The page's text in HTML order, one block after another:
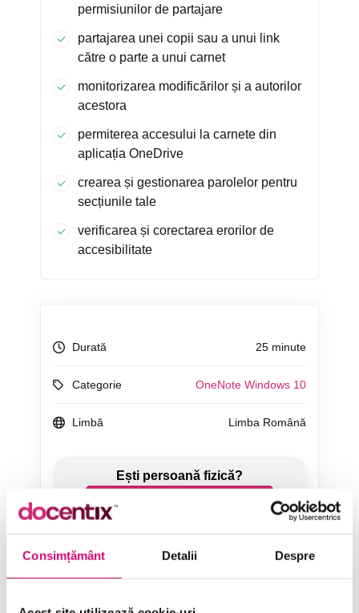
Consimțământ Detalii Despre
permisiunilor de partajare
partajarea unei copii sau a unui link
către o parte a unui carnet
monitorizarea modificărilor și a autorilor
acestora
permiterea accesului la carnete din
aplicația OneDrive
crearea și gestionarea parolelor pentru
secțiunile tale
verificarea și corectarea erorilor de
accesibilitate
Durată 25 minute
Categorie OneNote Windows 10
Limbă Limba Română
ÎNCEARCĂ 7 ZILE GRATUIT
SOLICITĂ OFERTĂ